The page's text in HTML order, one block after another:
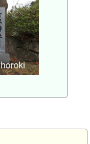
豊後豊岡駅(7.1km)